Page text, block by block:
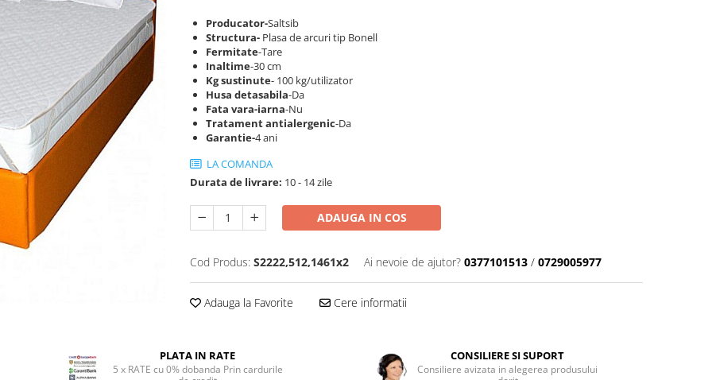
Producator-Saltsib
Structura- Plasa de arcuri tip Bonell
Fermitate-Tare
Inaltime-30 cm
Kg sustinute- 100 kg/utilizator
Husa detasabila-Da
Fata vara-iarna-Nu
Tratament antialergenic-Da
Garantie-4 ani
LA COMANDA
Durata de livrare: 10 - 14 zile
ADAUGA IN COS
Cod Produs: S2222,512,1461x2 Ai nevoie de ajutor? 0377101513 / 0729005977
Adauga la Favorite Cere informatii
PLATA IN RATE
5 x RATE cu 0% dobanda Prin cardurile
CONSILIERE SI SUPORT
Consiliere avizata in alegerea produsului